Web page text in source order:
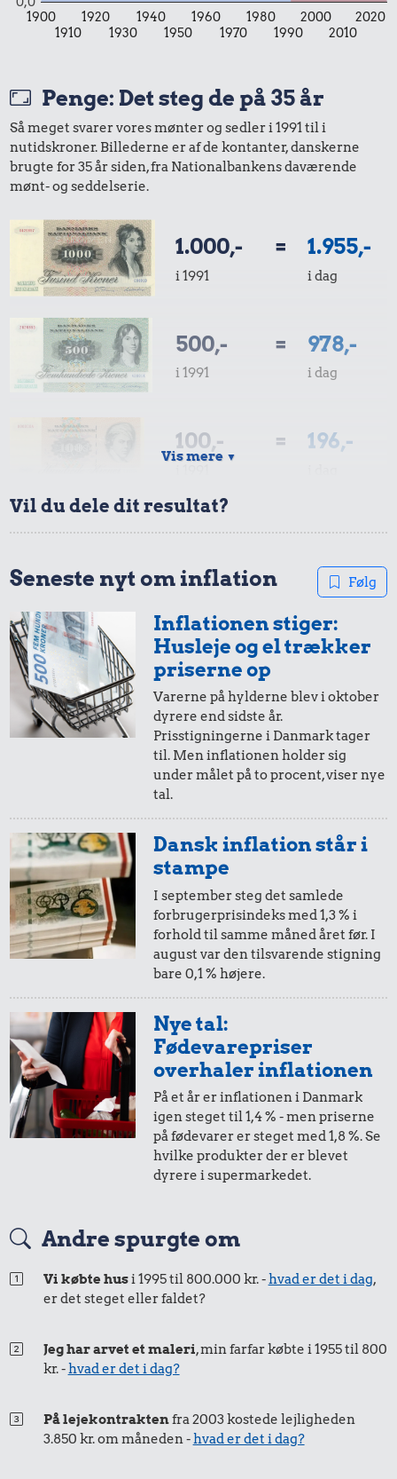
1900
1910
1920
1930
1940
1950
1960
1970
1980
1990
2000
2010
2020
Penge: Det steg de på 35 år
Så meget svarer vores mønter og sedler i 1991 til i
nutidskroner. Billederne er af de kontanter, danskerne
brugte for 35 år siden, fra Nationalbankens daværende
mønt- og seddelserie.
1.000,-
i 1991
= 1.955,-
i dag
500,-
i 1991
= 978,-
i dag
100,- = 196,-
50,-
i 1991
= 98,-
i dag
20,-
i 1991
= 39,-
10,-
i 1991
= 20,-
i dag
10,-
50 øre
i 1991
= 0,98,-
i dag
25 øre
i 1991 i dag
Vis mere ▼
Vil du dele dit resultat?
Seneste nyt om inflation Følg
Inflationen stiger:
Husleje og el trækker
priserne op
Varerne på hylderne blev i oktober
dyrere end sidste år.
Prisstigningerne i Danmark tager
til. Men inflationen holder sig
under målet på to procent, viser nye
tal.
Dansk inflation står i
stampe
I september steg det samlede
forbrugerprisindeks med 1,3 % i
forhold til samme måned året før. I
august var den tilsvarende stigning
bare 0,1 % højere.
Nye tal:
Fødevarepriser
overhaler inflationen
På et år er inflationen i Danmark
igen steget til 1,4 % - men priserne
på fødevarer er steget med 1,8 %. Se
hvilke produkter der er blevet
dyrere i supermarkedet.
Andre spurgte om
Vi købte husi 1995 til 800.000 kr. -hvad er det i dag,
er det steget eller faldet?
Jeg har arvet et maleri, min farfar købte i 1955 til 800
kr. -hvad er det i dag?
På lejekontraktenfra 2003 kostede lejligheden
3.850 kr. om måneden -hvad er det i dag?